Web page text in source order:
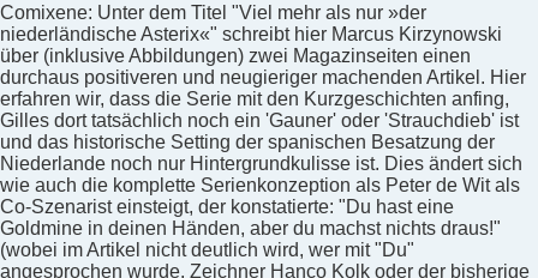
Comixene: Unter dem Titel "Viel mehr als nur »der
niederländische Asterix«" schreibt hier Marcus Kirzynowski
über (inklusive Abbildungen) zwei Magazinseiten einen
durchaus positiveren und neugieriger machenden Artikel. Hier
erfahren wir, dass die Serie mit den Kurzgeschichten anfing,
Gilles dort tatsächlich noch ein 'Gauner' oder 'Strauchdieb' ist
und das historische Setting der spanischen Besatzung der
Niederlande noch nur Hintergrundkulisse ist. Dies ändert sich
wie auch die komplette Serienkonzeption als Peter de Wit als
Co-Szenarist einsteigt, der konstatierte: "Du hast eine
Goldmine in deinen Händen, aber du machst nichts draus!"
(wobei im Artikel nicht deutlich wird, wer mit "Du"
angesprochen wurde, Zeichner Hanco Kolk oder der bisherige